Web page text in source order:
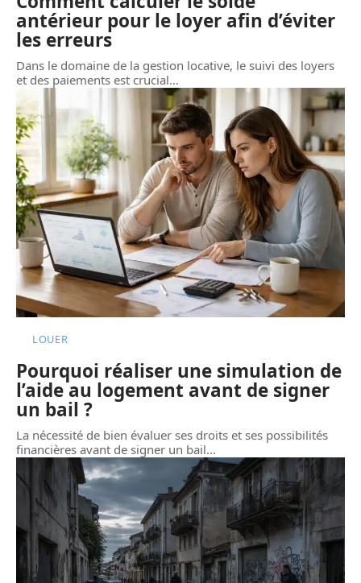
antérieur pour le loyer afin d’éviter
les erreurs
Dans le domaine de la gestion locative, le suivi des loyers
et des paiements est crucial…
LOUER
Pourquoi réaliser une simulation de
l’aide au logement avant de signer
un bail ?
La nécessité de bien évaluer ses droits et ses possibilités
financières avant de signer un bail…